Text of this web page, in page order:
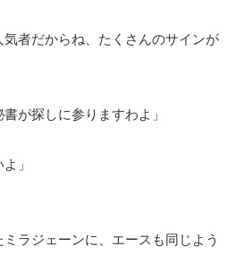
気者だからね、たくさんのサインが
が探しに参りますわよ」
」
ラジェーンに、エースも同じよう